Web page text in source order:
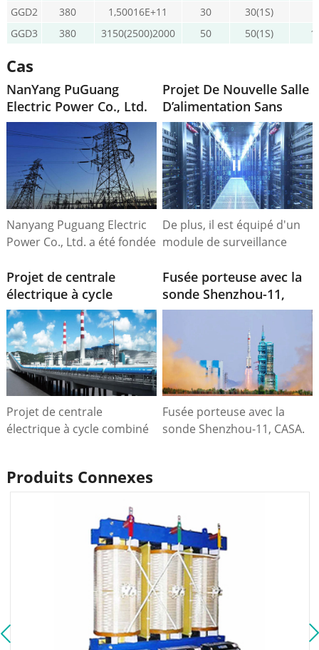
GGD2
380 1,50016E+11 30 30(1S)
GGD3
380 3150(2500)2000 50 50(1S)
Cas
NanYang PuGuang
Electric Power Co., Ltd.
Nanyang Puguang Electric
Power Co., Ltd. a été fondée
1997. Son champ d'activité
comprend la production et
la vente d'électricité, ainsi
que d'autres services
connexes. Il s'agit d'une
société à responsabilité
limitée issue d'une
coopération sino-
étrangère.
Projet De Nouvelle Salle
D’alimentation Sans
Interruption Pour
Centre De Données
De plus, il est équipé d'un
module de surveillance
tension, le courant, la
puissance et d'autres
paramètres en temps réel,
et télécharge les données
vers le système de
surveillance via une
interface de
communication,
permettant ainsi la
surveillance et la gestion à
Projet de centrale
électrique à cycle
combiné SAIF de 225
MW avec turbine à gaz,
Pakistan
Projet de centrale
électrique à cycle combiné
Fusée porteuse avec la
sonde Shenzhou-11,
CASA. 2016
Fusée porteuse avec la
sonde Shenzhou-11, CASA.
Produits Connexes